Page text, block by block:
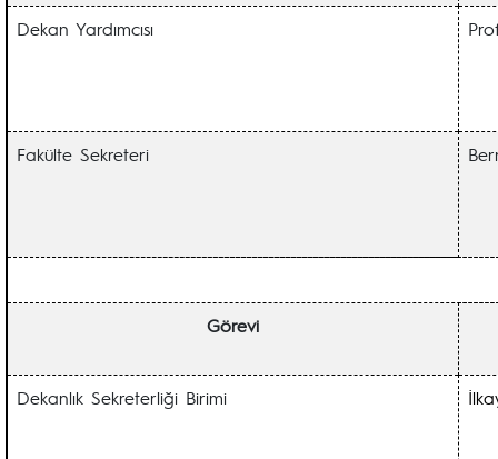
Dekan Yardımcısı
Fakülte Sekreteri
Görevi
Dekanlık Sekreterliği Birimi